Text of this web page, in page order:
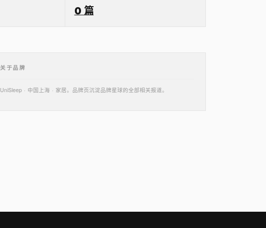
0 篇
关于品牌
UniSleep · 中国上海 · 家居。品牌页沉淀品牌星球的全部相关报道。